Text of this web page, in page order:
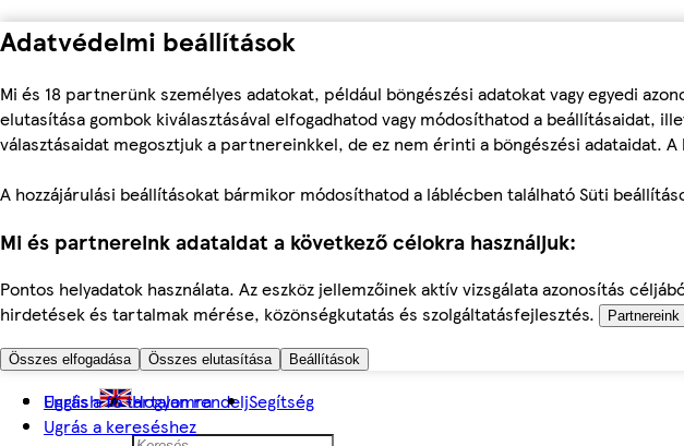
Adatvédelmi beállítások
Mi és 18 partnerünk személyes adatokat, például böngészési adatokat vagy egyedi
elutasítása gombok kiválasztásával elfogadhatod vagy módosíthatod a beállításaidat,
választásaidat megosztjuk a partnereinkkel, de ez nem érinti a böngészési adataidat.
A hozzájárulási beállításokat bármikor módosíthatod a láblécben található Süti
Mi és partnereink adataidat a következő célokra használjuk:
Pontos helyadatok használata. Az eszköz jellemzőinek aktív vizsgálata azonosítás
hirdetések és tartalmak mérése, közönségkutatás és szolgáltatásfejlesztés.
Összes elfogadása Összes elutasítása Beállítások
Ugrás a fő tartalomra
Ugrás a kereséshez
English Hogyan rendeljSegítség